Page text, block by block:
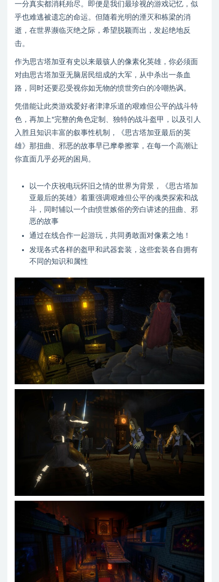
一分真实都消耗殆尽。即便是我们最珍视的游戏记忆，似
乎也难逃被遗忘的命运。但随着光明的湮灭和栋梁的消
逝，在世界濒临灭绝之际，希望脱颖而出，发起绝地反
击。
作为思古塔加亚有史以来最骇人的像素化英雄，你必须面
对由思古塔加亚无脑居民组成的大军，从中杀出一条血
路，同时还要忍受视你如无物的愤世旁白的冷嘲热讽。
凭借能让此类游戏爱好者津津乐道的艰难但公平的战斗特
色，再加上*完整的角色定制、独特的战斗盔甲，以及引人
入胜且知识丰富的叙事性机制，《思古塔加亚最后的英
雄》那扭曲、邪恶的故事早已摩拳擦掌，在每一个高潮让
你直面几乎必死的困局。
以一个庆祝电玩怀旧之情的世界为背景，《思古塔加
亚最后的英雄》着重强调艰难但公平的魂类探索和战
斗，同时辅以一个由愤世嫉俗的旁白讲述的扭曲、邪
恶的故事
通过在线合作一起游玩，共同勇敢面对像素之地！
发现各式各样的盔甲和武器套装，这些套装各自拥有
不同的知识和属性